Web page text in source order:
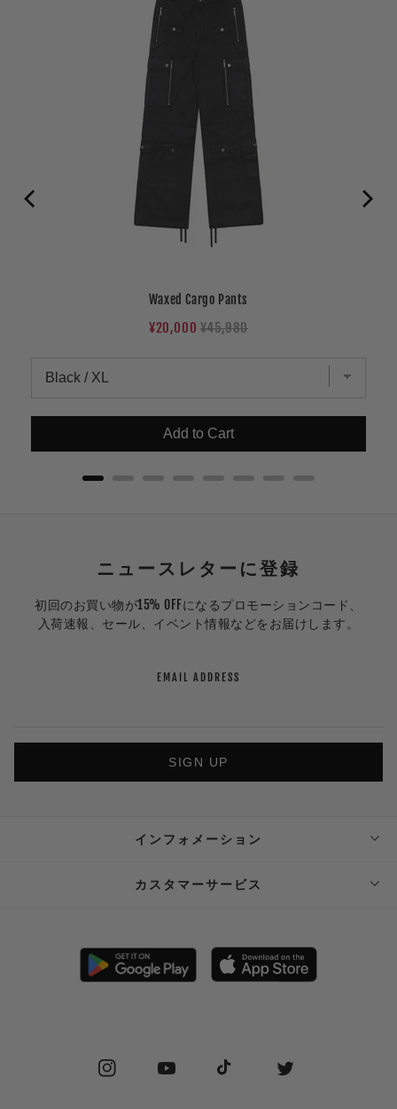
Waxed Cargo Pants
Sale
¥20,000 Original
¥45,980
Add to Cart
ニュースレターに登録
初回のお買い物が15% OFFになるプロモーションコード、
入荷速報、セール、イベント情報などをお届けします。
EMAIL ADDRESS
SIGN UP
インフォメーション
ABOUT SUPPLIER
STOCKIST
カスタマーサービス
SHIPPING
Instagram YouTube TikTok Twitter